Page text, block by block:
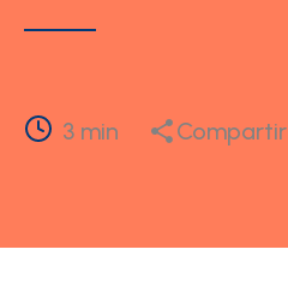
3 min Compartir